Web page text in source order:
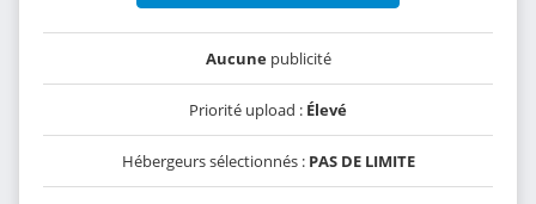
Aucunepublicité
Priorité upload : Élevé
Hébergeurs sélectionnés : PAS DE LIMITE